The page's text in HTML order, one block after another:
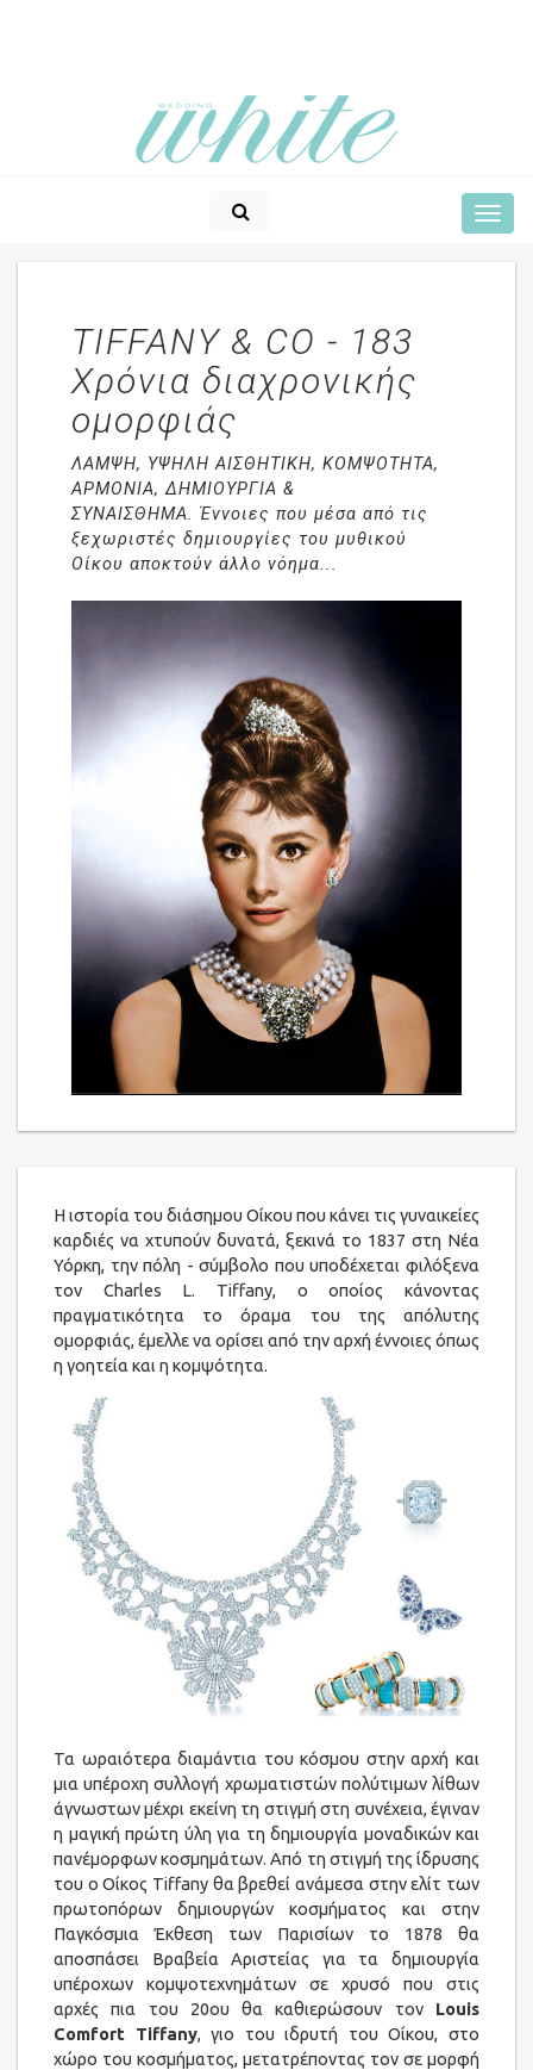
TIFFANY & CO - 183
Χρόνια διαχρονικής
ομορφιάς
ΛΑΜΨΗ, ΥΨΗΛΗ ΑΙΣΘΗΤΙΚΗ, KOMΨΟΤΗΤΑ,
ΑΡΜΟΝΙΑ, ΔΗΜΙΟΥΡΓΙΑ &
ΣΥΝΑΙΣΘΗΜΑ. Έννοιες που μέσα από τις
ξεχωριστές δημιουργίες του μυθικού
Οίκου αποκτούν άλλο νόημα...
H ιστορία του διάσημου Οίκου που κάνει τις γυναικείες
καρδιές να χτυπούν δυνατά, ξεκινά το 1837 στη Νέα
Υόρκη, την πόλη - σύμβολο που υποδέχεται φιλόξενα
τον Charles L. Tiffany, ο οποίος κάνοντας
πραγματικότητα το όραμα του της απόλυτης
ομορφιάς, έμελλε να ορίσει από την αρχή έννοιες όπως
η γοητεία και η κομψότητα.
Τα ωραιότερα διαμάντια του κόσμου στην αρχή και
μια υπέροχη συλλογή χρωματιστών πολύτιμων λίθων
άγνωστων μέχρι εκείνη τη στιγμή στη συνέχεια, έγιναν
η μαγική πρώτη ύλη για τη δημιουργία μοναδικών και
πανέμορφων κοσμημάτων. Από τη στιγμή της ίδρυσης
του o Οίκος Tiffany θα βρεθεί ανάμεσα στην ελίτ των
πρωτοπόρων δημιουργών κοσμήματος και στην
Παγκόσμια Έκθεση των Παρισίων το 1878 θα
αποσπάσει Βραβεία Αριστείας για τα δημιουργία
υπέροχων κομψοτεχνημάτων σε χρυσό που στις
αρχές πια του 20ου θα καθιερώσουν τονLouis
Comfort Tiffany, γιο του ιδρυτή του Οίκου, στο
χώρο του κοσμήματος, μετατρέποντας τον σε μορφή